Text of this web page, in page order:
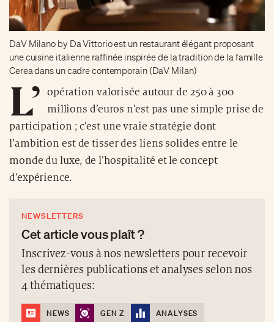
DaV Milano by Da Vittorio est un restaurant élégant proposant
une cuisine italienne raffinée inspirée de la tradition de la famille
Cerea dans un cadre contemporain (DaV Milan)
L’
opération valorisée autour de 250 à 300
millions d’euros n’est pas une simple prise de
participation ; c’est une vraie stratégie dont
l’ambition est de tisser des liens solides entre le
monde du luxe, de l’hospitalité et le concept
d’expérience.
NEWSLETTERS
Cet article vous plaît ?
Inscrivez-vous à nos newsletters pour recevoir
les dernières publications et analyses selon nos
4 thématiques:
NEWS GEN Z
ANALYSES